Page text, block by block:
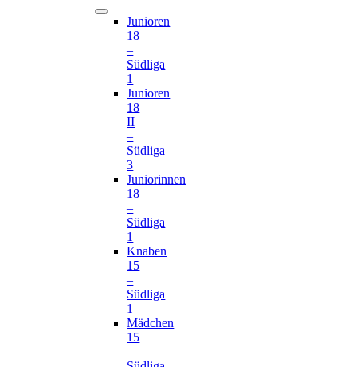
Junioren
18
–
Südliga
1
Junioren
18
II
–
Südliga
3
Juniorinnen
18
–
Südliga
1
Knaben
15
–
Südliga
1
Mädchen
15
–